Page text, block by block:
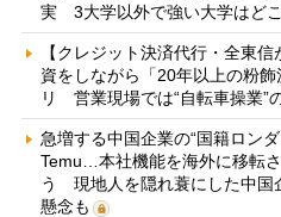
実 3大学以外で強い大学はど
【クレジット決済代行・全東
資をしながら「20年以上の粉
リ 営業現場では“自転車操業”
急増する中国企業の“国籍ロン
Temu…本社機能を海外に移転
う 現地人を隠れ蓑にした中国
懸念も